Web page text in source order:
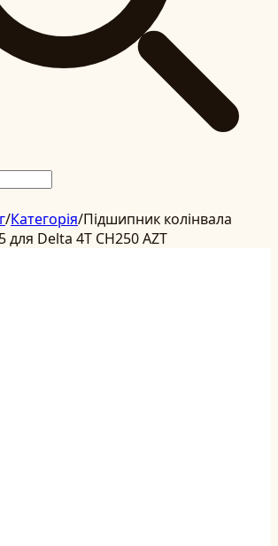
/Категорія/Підшипник колінвала
для Delta 4T CH250 AZT